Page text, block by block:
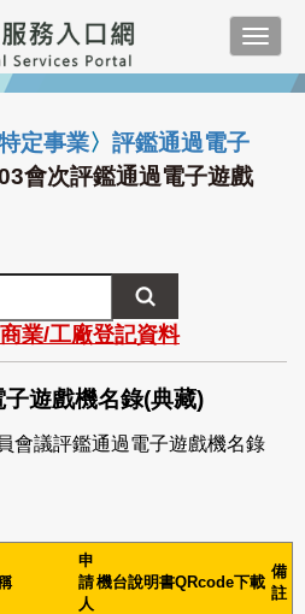
定事業〉評鑑通過電子
會次評鑑通過電子遊戲
業/工廠登記資料
遊戲機名錄(典藏)
會議評鑑通過電子遊戲機名錄
申
請
人
機台說明書QRcode下載
備
註